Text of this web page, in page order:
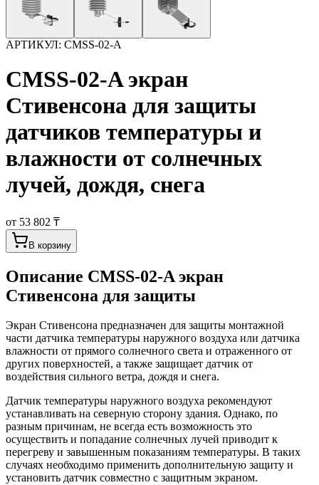
АРТИКУЛ: CMSS-02-A
CMSS-02-A экран
Стивенсона для защиты
датчиков температуры и
влажности от солнечных
лучей, дождя, снега
от 53 802 ₸
В корзину
Описание CMSS-02-A экран
Стивенсона для защиты
Экран Стивенсона предназначен для защиты монтажной
части датчика температуры наружного воздуха или датчика
влажности от прямого солнечного света и отраженного от
других поверхностей, а также защищает датчик от
воздействия сильного ветра, дождя и снега.
Датчик температуры наружного воздуха рекомендуют
устанавливать на северную сторону здания. Однако, по
разным причинам, не всегда есть возможность это
осуществить и попадание солнечных лучей приводит к
перегреву и завышенным показаниям температуры. В таких
случаях необходимо применить дополнительную защиту и
установить датчик совместно с защитным экраном.